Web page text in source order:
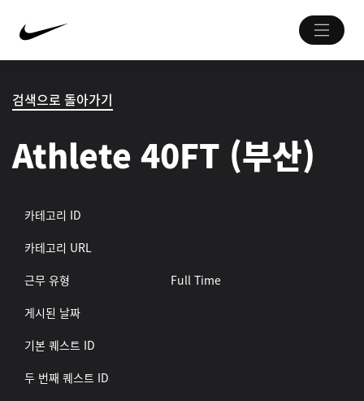
검색으로 돌아가기
Athlete 40FT (부산)
카테고리 ID
카테고리 URL
근무 유형
Full Time
게시된 날짜
기본 퀘스트 ID
두 번째 퀘스트 ID